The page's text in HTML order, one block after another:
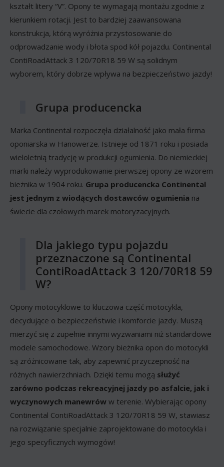
kształt litery “V”. Opony te wymagają montażu zgodnie z
kierunkiem rotacji. Jest to bardziej zaawansowana
konstrukcja, którą wyróżnia przystosowanie do
odprowadzanie wody i błota spod kół pojazdu. Continental
ContiRoadAttack 3 120/70R18 59 W są solidnym
wyborem, który dobrze wpływa na bezpieczeństwo jazdy!
Grupa producencka
Marka Continental rozpoczęła działalność jako mała firma
oponiarska w Hanowerze. Istnieje od 1871 roku i posiada
wieloletnią tradycję w produkcji ogumienia. Do niemieckiej
marki należy wyprodukowanie pierwszej opony ze wzorem
bieżnika w 1904 roku. Grupa producencka Continental
jest jednym z wiodących dostawców ogumienia na
świecie dla czołowych marek motoryzacyjnych.
Dla jakiego typu pojazdu
przeznaczone są Continental
ContiRoadAttack 3 120/70R18 59
W?
Opony motocyklowe to kluczowa część motocykla,
decydujące o bezpieczeństwie i komforcie jazdy. Muszą
mierzyć się z zupełnie innymi wyzwaniami niż standardowe
modele samochodowe. Wzory bieżnika opon do motocykli
są zróżnicowane tak, aby zapewnić przyczepność na
różnych nawierzchniach. Dzięki temu mogą służyć
zarówno podczas rekreacyjnej jazdy po asfalcie, jak i
wyczynowych manewrów w terenie. Wybierając opony
Continental ContiRoadAttack 3 120/70R18 59 W, stawiasz
na rozwiązanie specjalnie zaprojektowane do motocykla i
jego specyficznych wymogów!